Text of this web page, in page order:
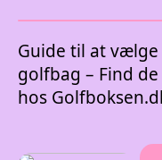
Guide til at
golfbag – Find
hos